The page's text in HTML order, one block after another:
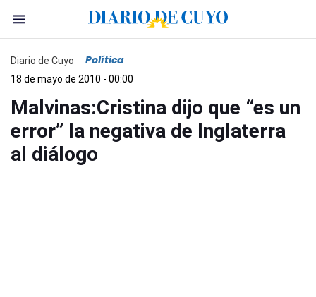
Diario de Cuyo Política
18 de mayo de 2010 - 00:00
Malvinas:Cristina dijo que “es un
error” la negativa de Inglaterra
al diálogo